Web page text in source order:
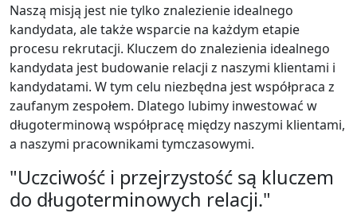
Naszą misją jest nie tylko znalezienie idealnego
kandydata, ale także wsparcie na każdym etapie
procesu rekrutacji. Kluczem do znalezienia idealnego
kandydata jest budowanie relacji z naszymi klientami i
kandydatami. W tym celu niezbędna jest współpraca z
zaufanym zespołem. Dlatego lubimy inwestować w
długoterminową współpracę między naszymi klientami,
a naszymi pracownikami tymczasowymi.
"Uczciwość i przejrzystość są kluczem
do długoterminowych relacji."